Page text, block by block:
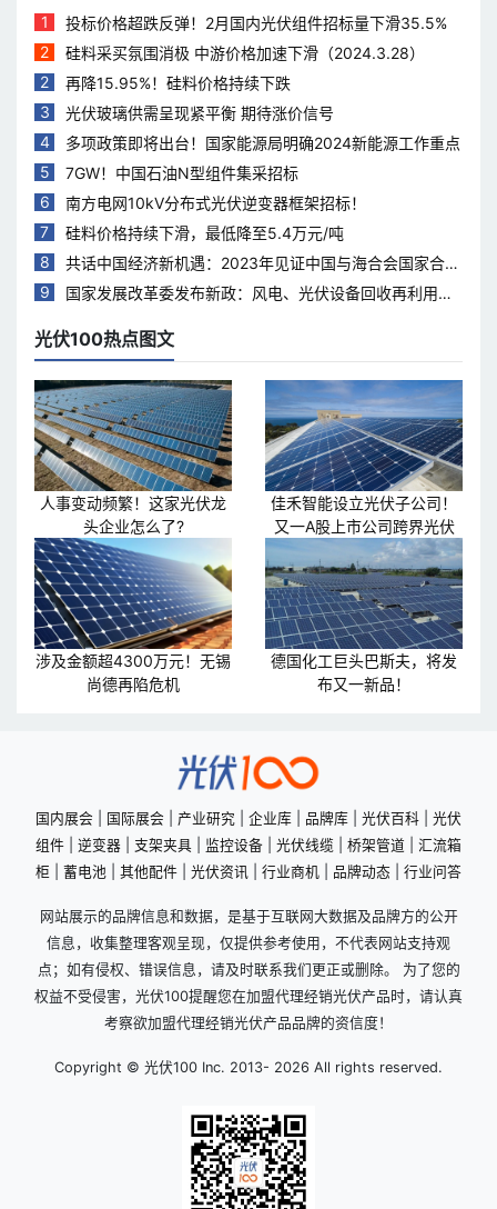
1
投标价格超跌反弹！2月国内光伏组件招标量下滑35.5%
2
硅料采买氛围消极 中游价格加速下滑（2024.3.28）
2
再降15.95%！硅料价格持续下跌
3
光伏玻璃供需呈现紧平衡 期待涨价信号
4
多项政策即将出台！国家能源局明确2024新能源工作重点
5
7GW！中国石油N型组件集采招标
6
南方电网10kV分布式光伏逆变器框架招标！
7
硅料价格持续下滑，最低降至5.4万元/吨
8
共话中国经济新机遇：2023年见证中国与海合会国家合作
热度持续升温
9
国家发展改革委发布新政：风电、光伏设备回收再利用，
光伏100热点图文
人事变动频繁！这家光伏龙
头企业怎么了?
佳禾智能设立光伏子公司！
又一A股上市公司跨界光伏
涉及金额超4300万元！无锡
尚德再陷危机
德国化工巨头巴斯夫，将发
布又一新品！
国内展会 国际展会 产业研究 企业库 品牌库 光伏百科
光伏
组件
逆变器 支架夹具 监控设备 光伏线缆 桥架管道
汇流箱
柜
蓄电池 其他配件 光伏资讯 行业商机 品牌动态 行业问答
网站展示的品牌信息和数据，是基于互联网大数据及品牌方的公开
信息，收集整理客观呈现，仅提供参考使用，不代表网站支持观
点；如有侵权、错误信息，请及时联系我们更正或删除。 为了您的
权益不受侵害，光伏100提醒您在加盟代理经销光伏产品时，请认真
考察欲加盟代理经销光伏产品品牌的资信度！
Copyright © 光伏100 Inc. 2013- 2026 All rights reserved.